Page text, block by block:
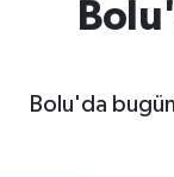
Bolu'da